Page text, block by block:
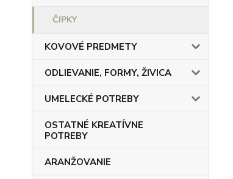
ČIPKY
KOVOVÉ PREDMETY
ODLIEVANIE, FORMY, ŽIVICA
UMELECKÉ POTREBY
OSTATNÉ KREATÍVNE
POTREBY
ARANŽOVANIE